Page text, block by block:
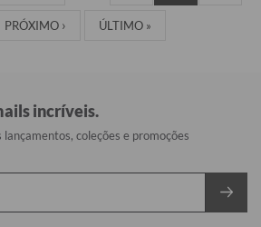
PRÓXIMO › ÚLTIMO »
incríveis.
coleções e promoções